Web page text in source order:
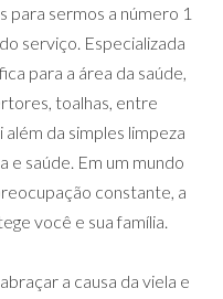
para sermos a número 1
serviço. Especializada
para a área da saúde,
toalhas, entre
da simples limpeza
e saúde. Em um mundo
constante, a
você e sua família.
a causa da viela e